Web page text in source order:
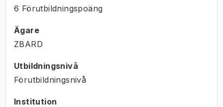
6 Förutbildningspoäng
Ägare
ZBARD
Utbildningsnivå
Förutbildningsnivå
Institution